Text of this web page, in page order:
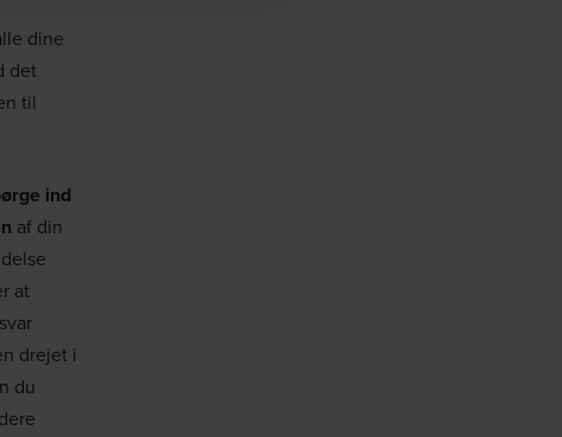
dine
det
til
ind
af din
at
drejet i
du